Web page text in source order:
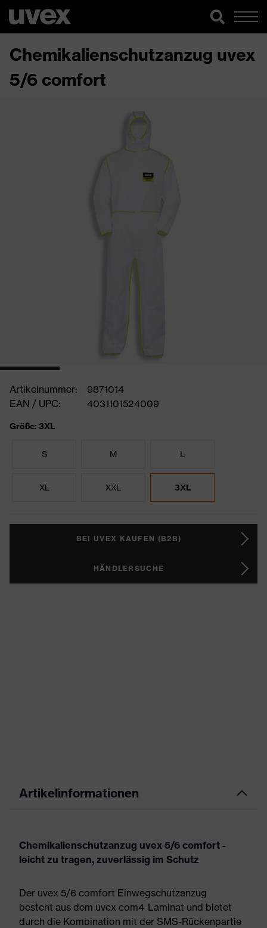
Chemikalienschutzanzug uvex
5/6 comfort
Artikelnummer:
9871014
EAN / UPC:
4031101524009
Größe: 3XL
S M L
XL XXL 3XL
BEI UVEX KAUFEN (B2B)
HÄNDLERSUCHE
Artikelinformationen
Chemikalienschutzanzug uvex 5/6 comfort -
leicht zu tragen, zuverlässig im Schutz
Der uvex 5/6 comfort Einwegschutzanzug
besteht aus dem uvex com4-Laminat und bietet
durch die Kombination mit der SMS-Rückenpartie